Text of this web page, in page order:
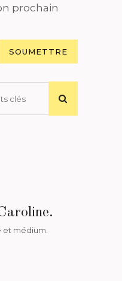
prochain
et médium.